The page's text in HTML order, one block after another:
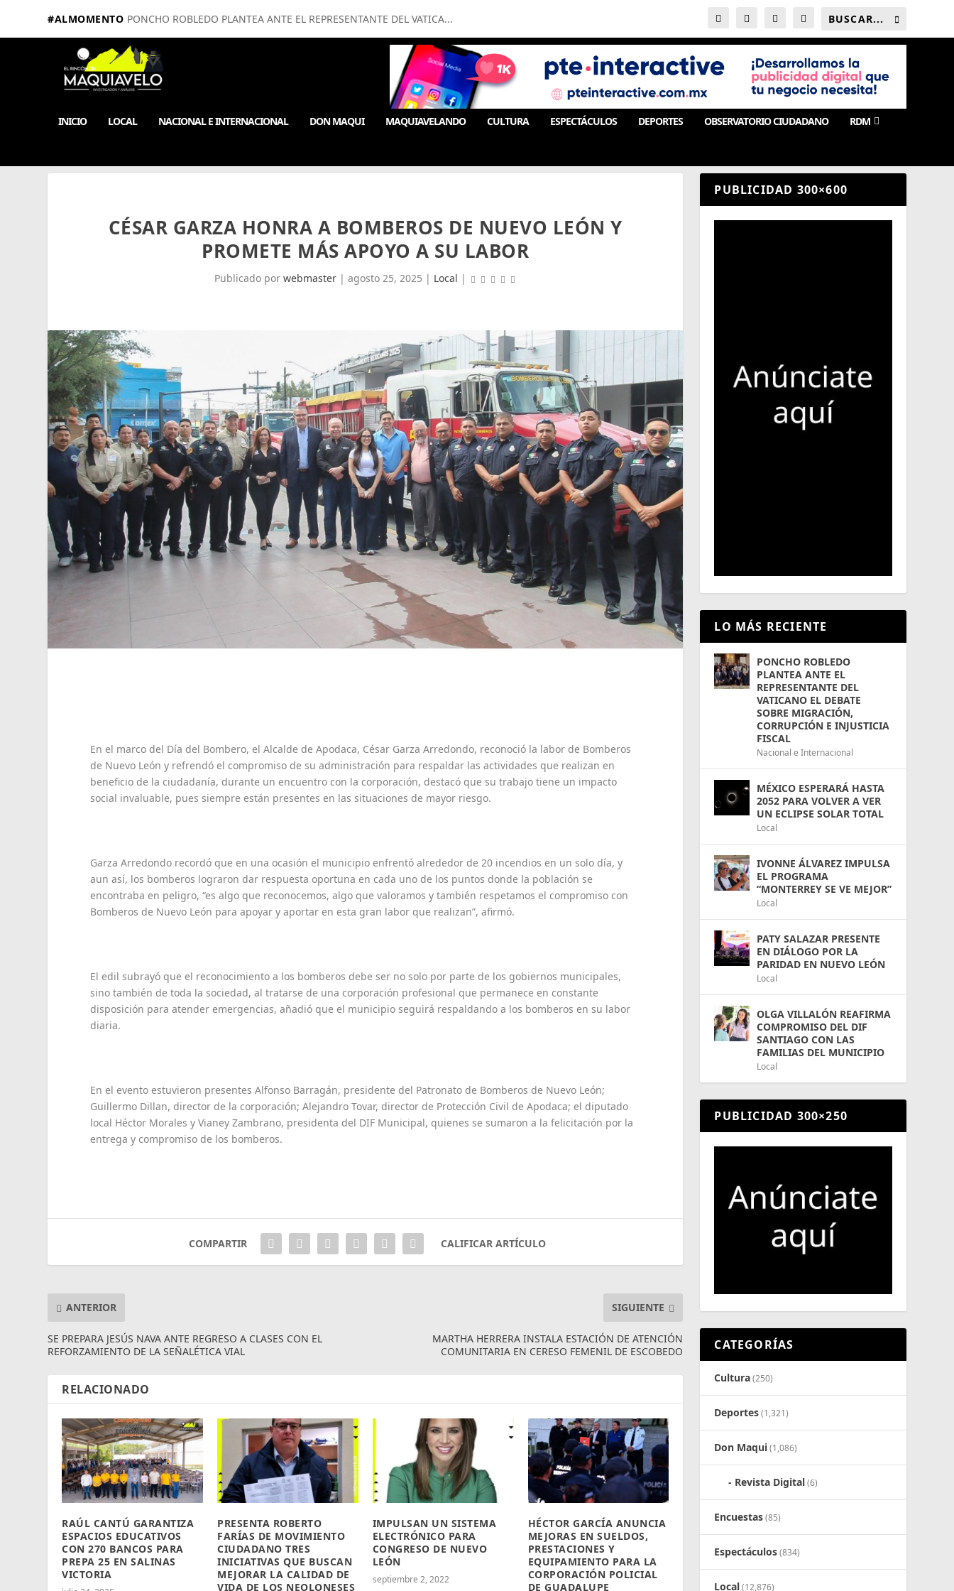
#ALMOMENTO PONCHO ROBLEDO PLANTEA ANTE EL REPRESENTANTE DEL VATICA...
INICIO LOCAL NACIONAL E INTERNACIONAL DON MAQUI MAQUIAVELANDO CULTURA ESPECTÁCULOS DEPORTES OBSERVATORIO CIUDADANO RDM
CÉSAR GARZA HONRA A BOMBEROS DE NUEVO LEÓN Y
PROMETE MÁS APOYO A SU LABOR
Publicado porwebmaster |agosto 25, 2025 | Local |
En el marco del Día del Bombero, el Alcalde de Apodaca, César Garza Arredondo, reconoció la labor de Bomberos
de Nuevo León y refrendó el compromiso de su administración para respaldar las actividades que realizan en
beneficio de la ciudadanía, durante un encuentro con la corporación, destacó que su trabajo tiene un impacto
social invaluable, pues siempre están presentes en las situaciones de mayor riesgo.
Garza Arredondo recordó que en una ocasión el municipio enfrentó alrededor de 20 incendios en un solo día, y
aun así, los bomberos lograron dar respuesta oportuna en cada uno de los puntos donde la población se
encontraba en peligro, “es algo que reconocemos, algo que valoramos y también respetamos el compromiso con
Bomberos de Nuevo León para apoyar y aportar en esta gran labor que realizan”, afirmó.
El edil subrayó que el reconocimiento a los bomberos debe ser no solo por parte de los gobiernos municipales,
sino también de toda la sociedad, al tratarse de una corporación profesional que permanece en constante
disposición para atender emergencias, añadió que el municipio seguirá respaldando a los bomberos en su labor
diaria.
En el evento estuvieron presentes Alfonso Barragán, presidente del Patronato de Bomberos de Nuevo León;
Guillermo Dillan, director de la corporación; Alejandro Tovar, director de Protección Civil de Apodaca; el diputado
local Héctor Morales y Vianey Zambrano, presidenta del DIF Municipal, quienes se sumaron a la felicitación por la
entrega y compromiso de los bomberos.
COMPARTIR CALIFICAR ARTÍCULO
ANTERIOR
SE PREPARA JESÚS NAVA ANTE REGRESO A CLASES CON EL
REFORZAMIENTO DE LA SEÑALÉTICA VIAL
SIGUIENTE
MARTHA HERRERA INSTALA ESTACIÓN DE ATENCIÓN
COMUNITARIA EN CERESO FEMENIL DE ESCOBEDO
RELACIONADO
RAÚL CANTÚ GARANTIZA
ESPACIOS EDUCATIVOS
CON 270 BANCOS PARA
PREPA 25 EN SALINAS
VICTORIA
PRESENTA ROBERTO
FARÍAS DE MOVIMIENTO
CIUDADANO TRES
INICIATIVAS QUE BUSCAN
MEJORAR LA CALIDAD DE
VIDA DE LOS NEOLONESES
IMPULSAN UN SISTEMA
ELECTRÓNICO PARA
CONGRESO DE NUEVO
LEÓN
septiembre 2, 2022
HÉCTOR GARCÍA ANUNCIA
MEJORAS EN SUELDOS,
PRESTACIONES Y
EQUIPAMIENTO PARA LA
CORPORACIÓN POLICIAL
DE GUADALUPE
PUBLICIDAD 300×600
LO MÁS RECIENTE
PONCHO ROBLEDO
PLANTEA ANTE EL
REPRESENTANTE DEL
VATICANO EL DEBATE
SOBRE MIGRACIÓN,
CORRUPCIÓN E INJUSTICIA
FISCAL
Nacional e Internacional
MÉXICO ESPERARÁ HASTA
2052 PARA VOLVER A VER
UN ECLIPSE SOLAR TOTAL
Local
IVONNE ÁLVAREZ IMPULSA
EL PROGRAMA
“MONTERREY SE VE MEJOR”
Local
PATY SALAZAR PRESENTE
EN DIÁLOGO POR LA
PARIDAD EN NUEVO LEÓN
Local
OLGA VILLALÓN REAFIRMA
COMPROMISO DEL DIF
SANTIAGO CON LAS
FAMILIAS DEL MUNICIPIO
Local
PUBLICIDAD 300×250
CATEGORÍAS
Cultura(250)
Deportes(1,321)
Don Maqui(1,086)
Revista Digital(6)
Encuestas(85)
Espectáculos(834)
Local(12,876)